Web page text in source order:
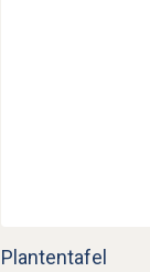
Plantentafel